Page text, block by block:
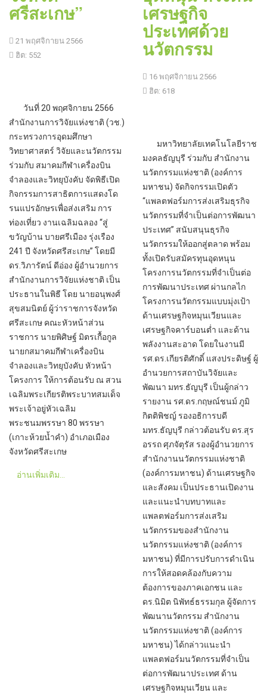
ศรีสะเกษ”
21 พฤศจิกายน 2566
ฮิต: 552
วันที่ 20 พฤศจิกายน 2566
สำนักงานการวิจัยแห่งชาติ (วช.)
กระทรวงการอุดมศึกษา
วิทยาศาสตร์ วิจัยและนวัตกรรม
ร่วมกับ สมาคมกีฬาเครื่องบิน
จำลองและวิทยุบังคับ จัดพิธีเปิด
กิจกรรมการสาธิตการแสดงโด
รนแปรอักษรเพื่อส่งเสริม การ
ท่องเที่ยว งานเฉลิมฉลอง “สู่
ขวัญบ้าน บายศรีเมือง รุ่งเรือง
241 ปี จังหวัดศรีสะเกษ” โดยมี
ดร.วิภารัตน์ ดีอ่อง ผู้อำนวยการ
สำนักงานการวิจัยแห่งชาติ เป็น
ประธานในพิธี โดย นายอนุพงศ์
สุขสมนิตย์ ผู้ว่าราชการจังหวัด
ศรีสะเกษ คณะหัวหน้าส่วน
ราชการ นายพิศิษฐ์ มิตรเกื้อกูล
นายกสมาคมกีฬาเครื่องบิน
จำลองและวิทยุบังคับ หัวหน้า
โครงการ ให้การต้อนรับ ณ สวน
เฉลิมพระเกียรติพระบาทสมเด็จ
พระเจ้าอยู่หัวเฉลิม
พระชนมพรรษา 80 พรรษา
(เกาะห้วยน้ำคำ) อำเภอเมือง
จังหวัดศรีสะเกษ
อ่านเพิ่มเติม...
เศรษฐกิจ
ประเทศด้วย
นวัตกรรม
16 พฤศจิกายน 2566
ฮิต: 618
มหาวิทยาลัยเทคโนโลยีราช
มงคลธัญบุรี ร่วมกับ สำนักงาน
นวัตกรรมแห่งชาติ (องค์การ
มหาชน) จัดกิจกรรมเปิดตัว
“แพลตฟอร์มการส่งเสริมธุรกิจ
นวัตกรรมที่จำเป็นต่อการพัฒนา
ประเทศ” สนับสนุนธุรกิจ
นวัตกรรมให้ออกสู่ตลาด พร้อม
ทั้งเปิดรับสมัครทุนอุดหนุน
โครงการนวัตกรรมที่จำเป็นต่อ
การพัฒนาประเทศ ผ่านกลไก
โครงการนวัตกรรมแบบมุ่งเป้า
ด้านเศรษฐกิจหมุนเวียนและ
เศรษฐกิจคาร์บอนต่ำ และด้าน
พลังงานสะอาด โดยในงานมี
รศ.ดร.เกียรติศักดิ์ แสงประดิษฐ์ ผู้
อำนวยการสถาบันวิจัยและ
พัฒนา มทร.ธัญบุรี เป็นผู้กล่าว
รายงาน รศ.ดร.กฤษณ์ชนม์ ภูมิ
กิตติพิชญ์ รองอธิการบดี
มทร.ธัญบุรี กล่าวต้อนรับ ดร.สุร
อรรถ ศุภจัตุรัส รองผู้อำนวยการ
สำนักงานนวัตกรรมแห่งชาติ
(องค์การมหาชน) ด้านเศรษฐกิจ
และสังคม เป็นประธานเปิดงาน
และแนะนำบทบาทและ
แพลตฟอร์มการส่งเสริม
นวัตกรรมของสำนักงาน
นวัตกรรมแห่งชาติ (องค์การ
มหาชน) ที่มีการปรับการดำเนิน
การให้สอดคล้องกับความ
ต้องการของภาคเอกชน และ
ดร.นิมิต นิพัทธ์ธรรมกุล ผู้จัดการ
พัฒนานวัตกรรม สำนักงาน
นวัตกรรมแห่งชาติ (องค์การ
มหาชน) ได้กล่าวแนะนำ
แพลตฟอร์มนวัตกรรมที่จำเป็น
ต่อการพัฒนาประเทศ ด้าน
เศรษฐกิจหมุนเวียน และ